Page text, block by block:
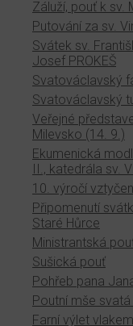
Záluží, pouť k sv.
Putování za sv.
Svátek sv.
Josef PROKEŠ
Svatováclavský
Svatováclavský
Veřejné
Milevsko (14. 9.)
Ekumenická
II., katedrála sv.
10. výročí
Připomenutí
Staré Hůrce
Ministrantská
Sušická pouť
Pohřeb pana
Poutní mše
Farní výlet